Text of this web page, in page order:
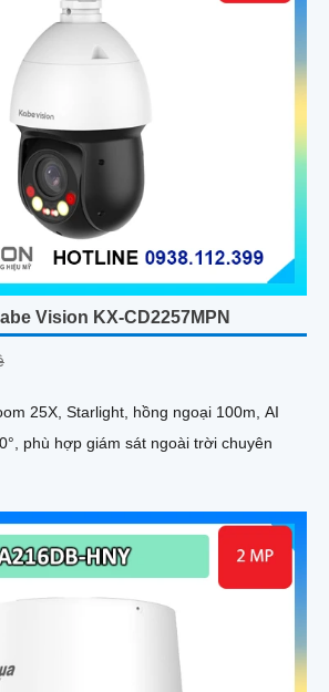
Vision KX-CD2257MPN
25X, Starlight, hồng ngoại 100m, AI
phù hợp giám sát ngoài trời chuyên